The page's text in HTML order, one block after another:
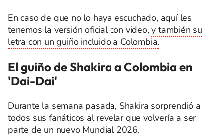
En caso de que no lo haya escuchado, aquí les
tenemos la versión oficial con video,y también su
letra con un guiño incluido a Colombia.
El guiño de Shakira a Colombia en
'Dai-Dai'
Durante la semana pasada, Shakira sorprendió a
todos sus fanáticos al revelar que volvería a ser
parte de un nuevo Mundial 2026.